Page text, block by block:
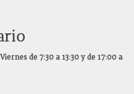
de 7:30 a 13:30 y de 17:00 a